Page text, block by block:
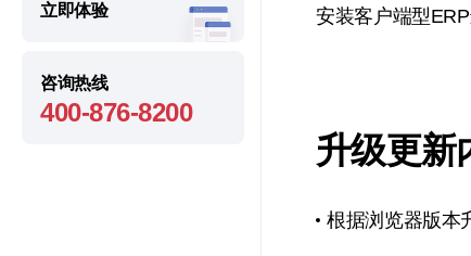
立即体验
咨询热线
400-876-8200
安装客户端型
升级更新
根据浏览器版本